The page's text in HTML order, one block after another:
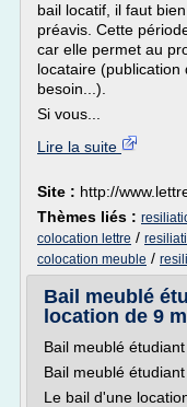
bail locatif, il faut
préavis. Cette
car elle permet au
locataire
besoin...).
Si vous...
Lire la suite
Site : http://
Thèmes liés :
colocation lettre /
colocation meuble /
Bail meublé
location de 9
Bail meublé
Bail meublé
Le bail d'une